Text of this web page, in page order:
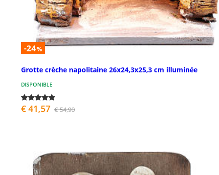
-24%
Grotte crèche napolitaine 26x24,3x25,3 cm illuminée
DISPONIBLE
€ 41,57 € 54,90